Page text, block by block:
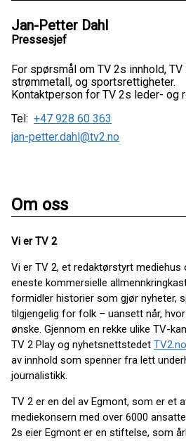
Jan-Petter Dahl
Pressesjef
For spørsmål om TV 2s innhold,
strømmetall, og sportsrettigheter.
Kontaktperson for TV 2s leder- og
Tel: +47 928 60 363
jan-petter.dahl@tv2.no
Om oss
Vi er TV 2
Vi er TV 2, et redaktørstyrt mediehus
eneste kommersielle
formidler historier som gjør nyheter,
tilgjengelig for folk – uansett når,
ønske. Gjennom en rekke ulike TV-
TV 2 Play og nyhetsnettstedet TV2.no
av innhold som spenner fra lett
journalistikk.
TV 2 er en del av Egmont, som er et
mediekonsern med over 6000
2s eier Egmont er en stiftelse, som